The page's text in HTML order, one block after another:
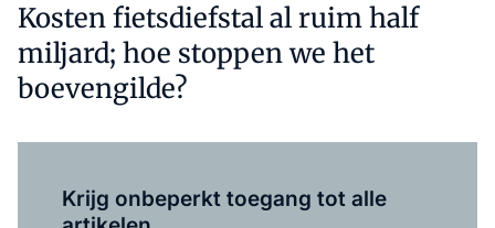
Kosten fietsdiefstal al ruim half
miljard; hoe stoppen we het
boevengilde?
Krijg onbeperkt toegang tot alle